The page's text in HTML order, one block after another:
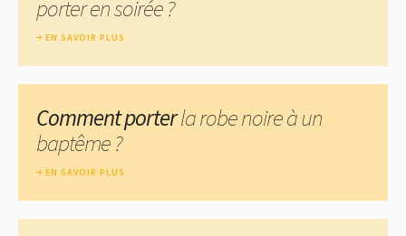
porter en soirée ?
EN SAVOIR PLUS
Comment porterla robe noire à un
baptême ?
EN SAVOIR PLUS